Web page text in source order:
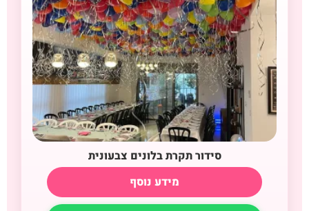
סידור תקרת בלונים צבעונית
מידע נוסף